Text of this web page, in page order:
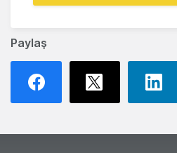
Paylaş